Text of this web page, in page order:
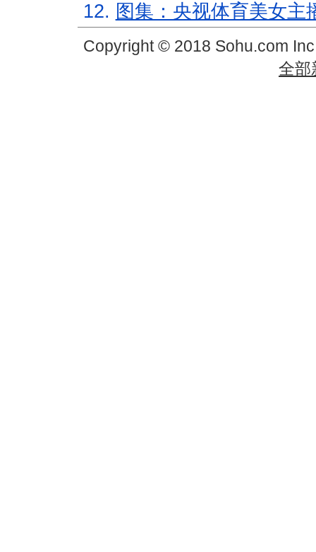
12. 图集：央视体育美女主
Copyright © 2018 Sohu.com
全部